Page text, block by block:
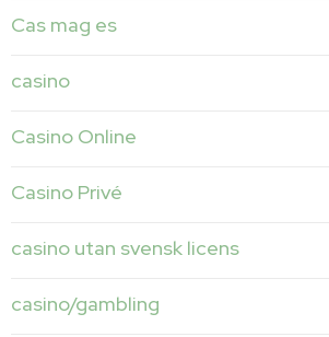
Cas mag es
casino
Casino Online
Casino Privé
casino utan svensk licens
casino/gambling